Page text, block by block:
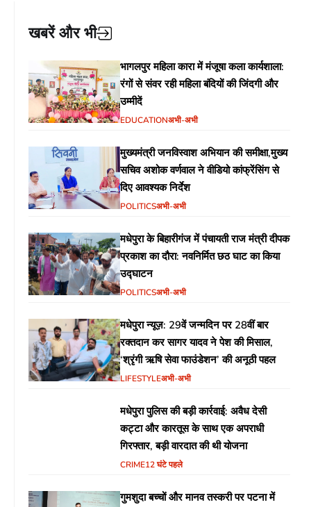
खबरें और भी
भागलपुर महिला कारा में मंजूषा कला कार्यशाला:
रंगों से संवर रही महिला बंदियों की जिंदगी और
उम्मीदें
EDUCATIONअभी-अभी
मुख्यमंत्री जनविस्वाश अभियान की समीक्षा,मुख्य
सचिव अशोक वर्णवाल ने वीडियो कांफ्रेंसिंग से
दिए आवश्यक निर्देश
POLITICSअभी-अभी
मधेपुरा के बिहारीगंज में पंचायती राज मंत्री दीपक
प्रकाश का दौरा: नवनिर्मित छठ घाट का किया
उद्घाटन
POLITICSअभी-अभी
मधेपुरा न्यूज़: 29वें जन्मदिन पर 28वीं बार
रक्तदान कर सागर यादव ने पेश की मिसाल,
‘श्रृंगी ऋषि सेवा फाउंडेशन’ की अनूठी पहल
LIFESTYLEअभी-अभी
मधेपुरा पुलिस की बड़ी कार्रवाई: अवैध देसी
कट्टा और कारतूस के साथ एक अपराधी
गिरफ्तार, बड़ी वारदात की थी योजना
CRIME12 घंटे पहले
गुमशुदा बच्चों और मानव तस्करी पर पटना में